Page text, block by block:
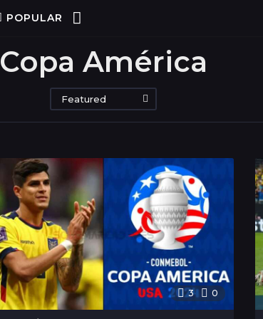
POPULAR
Copa América
Featured
3 0